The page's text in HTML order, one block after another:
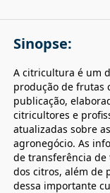
Sinopse:
A citricultura é um
produção de frutas
publicação,
citricultores e
atualizadas sobre
agronegócio. As
de transferência
dos citros, além de
dessa importante